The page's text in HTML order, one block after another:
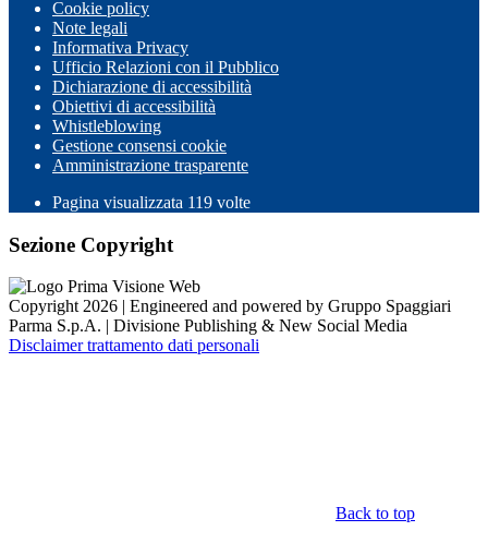
Cookie policy
Note legali
Informativa Privacy
Ufficio Relazioni con il Pubblico
Dichiarazione di accessibilità
Obiettivi di accessibilità
Whistleblowing
Gestione consensi cookie
Amministrazione trasparente
Pagina visualizzata 119 volte
Sezione Copyright
Copyright 2026 | Engineered and powered by Gruppo Spaggiari
Parma S.p.A. | Divisione Publishing & New Social Media
Disclaimer trattamento dati personali
Back to top